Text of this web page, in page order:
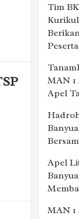
Tim
MAN 1
Apel
Apel
MAN 1